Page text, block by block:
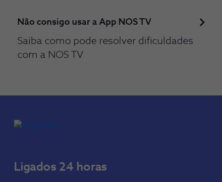
Não consigo usar a App NOS TV
Saiba como pode resolver dificuldades
com a NOS TV
Ligados 24 horas